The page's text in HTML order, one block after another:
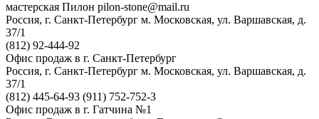
мастерская Пилон pilon-stone@mail.ru
Россия, г. Санкт-Петербург м. Московская, ул. Варшавская, д.
37/1
(812) 92-444-92
Офис продаж в г. Санкт-Петербург
Россия, г. Санкт-Петербург м. Московская, ул. Варшавская, д.
37/1
(812) 445-64-93 (911) 752-752-3
Офис продаж в г. Гатчина №1